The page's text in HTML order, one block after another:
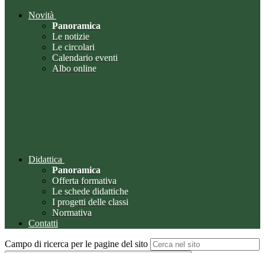
Novità
Panoramica
Le notizie
Le circolari
Calendario eventi
Albo online
Didattica
Panoramica
Offerta formativa
Le schede didattiche
I progetti delle classi
Normativa
Contatti
Campo di ricerca per le pagine del sito